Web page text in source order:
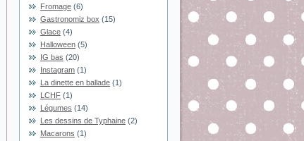
Fromage (6)
Gastronomiz box (15)
Glace (4)
Halloween (5)
IG bas (20)
Instagram (1)
La dinette en ballade (1)
LCHF (1)
Légumes (14)
Les dessins de Typhaine (2)
Macarons (1)